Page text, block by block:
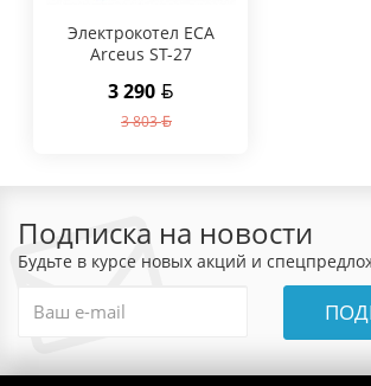
Электрокотел ECA
Arceus ST-27
3 290
3 803
Подписка на новости
Будьте в курсе новых акций и